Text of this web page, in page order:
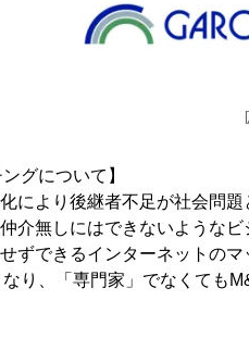
グについて】
により後継者不足が社会問
仲介無しにはできないような
ずできるインターネットの
り、「専門家」でなくても